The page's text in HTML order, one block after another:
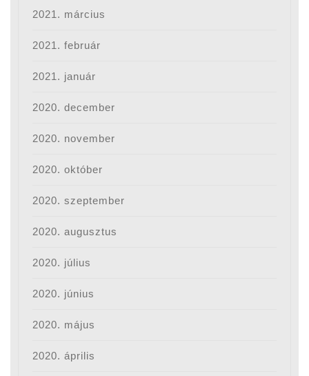
2021. március
2021. február
2021. január
2020. december
2020. november
2020. október
2020. szeptember
2020. augusztus
2020. július
2020. június
2020. május
2020. április